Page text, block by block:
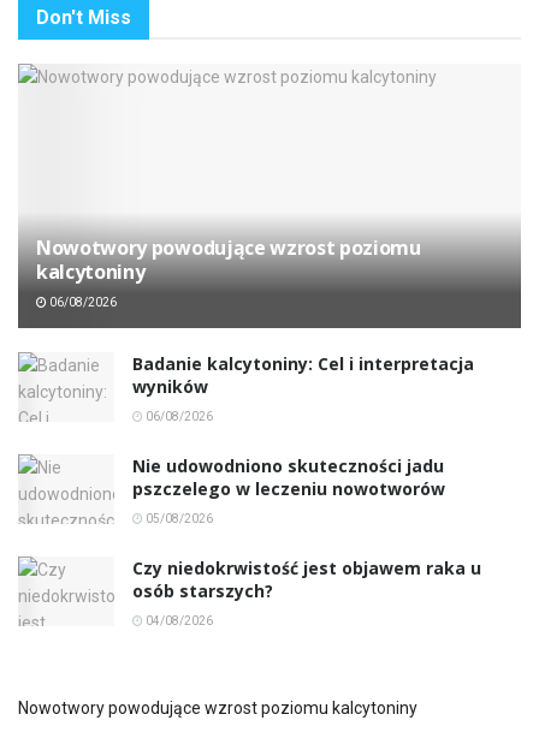
Don't Miss
Nowotwory powodujące wzrost poziomu
kalcytoniny
06/08/2026
Badanie kalcytoniny: Cel i interpretacja
wyników
06/08/2026
Nie udowodniono skuteczności jadu
pszczelego w leczeniu nowotworów
05/08/2026
Czy niedokrwistość jest objawem raka u
osób starszych?
04/08/2026
Nowotwory powodujące wzrost poziomu kalcytoniny